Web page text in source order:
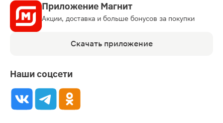
Приложение Магнит
Акции, доставка и больше бонусов за покупки
Скачать приложение
Наши соцсети